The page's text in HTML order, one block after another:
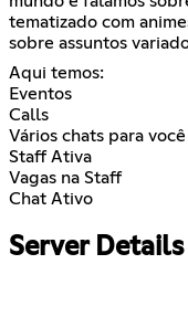
tematizado com
sobre assuntos
Aqui temos:
Eventos
Calls
Vários chats para
Staff Ativa
Vagas na Staff
Chat Ativo
Server Details